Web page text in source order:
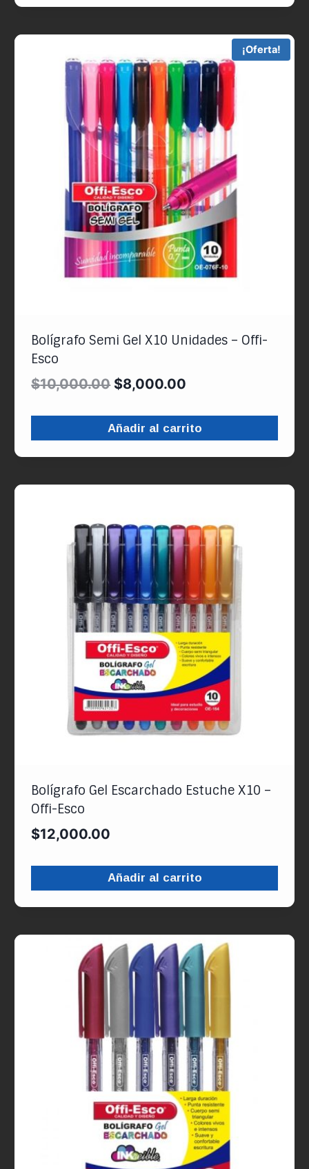
¡Oferta!
Bolígrafo Semi Gel X10 Unidades – Offi-
Esco
$10,000.00 $8,000.00
Añadir al carrito
Bolígrafo Gel Escarchado Estuche X10 –
Offi-Esco
$12,000.00
Añadir al carrito